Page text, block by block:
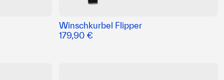
Winschkurbel Flipper
179,90 €